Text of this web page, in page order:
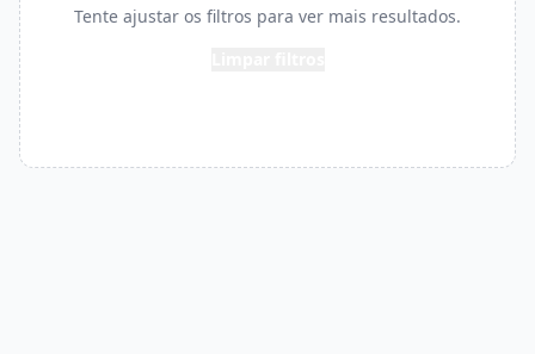
Tente ajustar os filtros para ver mais resultados.